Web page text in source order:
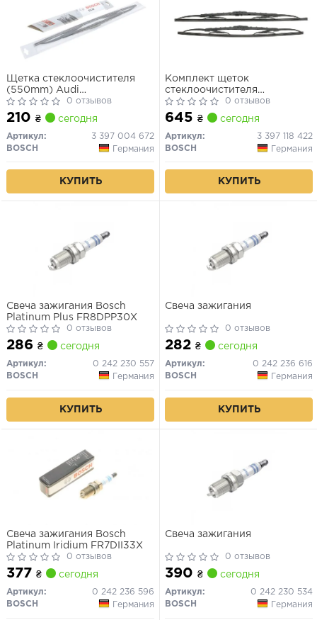
Щетка стеклоочистителя
(550mm) Audi
A4/A6/Citroen
Berlingo/Renault
Master/Megane I 80- Eco
0 отзывов
210 ₴ сегодня
Артикул:
3 397 004 672
BOSCH
Германия
КУПИТЬ
Комплект щеток
стеклоочистителя
каркасных Bosch Twin
550/500
0 отзывов
645 ₴ сегодня
Артикул:
3 397 118 422
BOSCH
Германия
КУПИТЬ
Свеча зажигания Bosch
Platinum Plus FR8DPP30X
0 отзывов
286 ₴ сегодня
Артикул:
0 242 230 557
BOSCH
Германия
КУПИТЬ
Свеча зажигания
0 отзывов
282 ₴ сегодня
Артикул:
0 242 236 616
BOSCH
Германия
КУПИТЬ
Свеча зажигания Bosch
Platinum Iridium FR7DII33X
0 отзывов
377 ₴ сегодня
Артикул:
0 242 236 596
BOSCH
Германия
Свеча зажигания
0 отзывов
390 ₴ сегодня
Артикул:
0 242 230 534
BOSCH
Германия